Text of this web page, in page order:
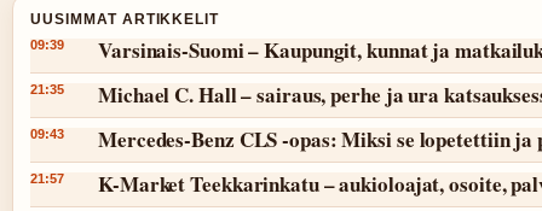
UUSIMMAT ARTIKKELIT
09:39 Varsinais-Suomi – Kaupungit, kunnat ja
21:35 Michael C. Hall – sairaus, perhe ja ura
09:43 Mercedes-Benz CLS -opas: Miksi se lopetettiin
21:57 K-Market Teekkarinkatu – aukioloajat, osoite,